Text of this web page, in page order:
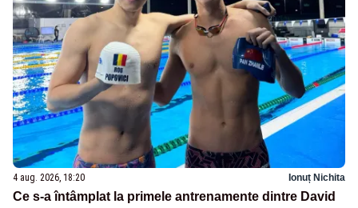
4 aug. 2026, 18:20 Ionuț Nichita
Ce s-a întâmplat la primele antrenamente dintre David